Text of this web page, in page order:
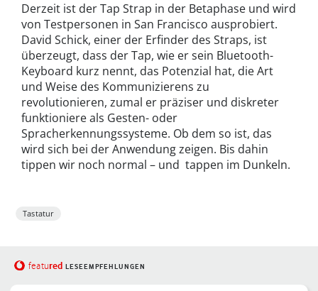
Derzeit ist der Tap Strap in der Betaphase und wird
von Testpersonen in San Francisco ausprobiert.
David Schick, einer der Erfinder des Straps, ist
überzeugt, dass der Tap, wie er sein Bluetooth-
Keyboard kurz nennt, das Potenzial hat, die Art
und Weise des Kommunizierens zu
revolutionieren, zumal er präziser und diskreter
funktioniere als Gesten- oder
Spracherkennungssysteme. Ob dem so ist, das
wird sich bei der Anwendung zeigen. Bis dahin
tippen wir noch normal – und tappen im Dunkeln.
Tastatur
featured LESEEMPFEHLUNGEN